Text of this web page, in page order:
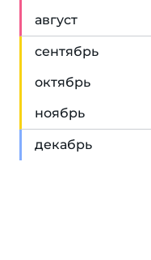
август
сентябрь
октябрь
ноябрь
декабрь